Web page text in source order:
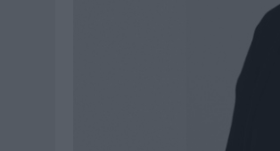
‘LA ÚNICA CERVEZA DEL
‘EL FÚTBOL SIN LAS
CAPAZ, LA CERVEZA QUE
BABARIA Y MAXIBON SON
AUDIBLE REIVINDICA EL